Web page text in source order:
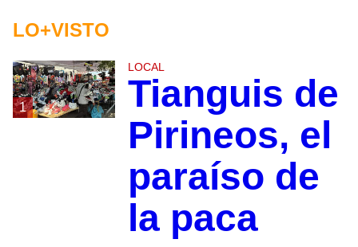
LO+VISTO
1
LOCAL
Tianguis de
Pirineos, el
paraíso de
la paca